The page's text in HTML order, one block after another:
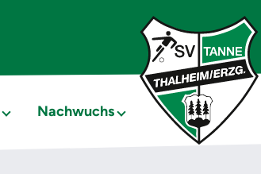
Nachwuchs